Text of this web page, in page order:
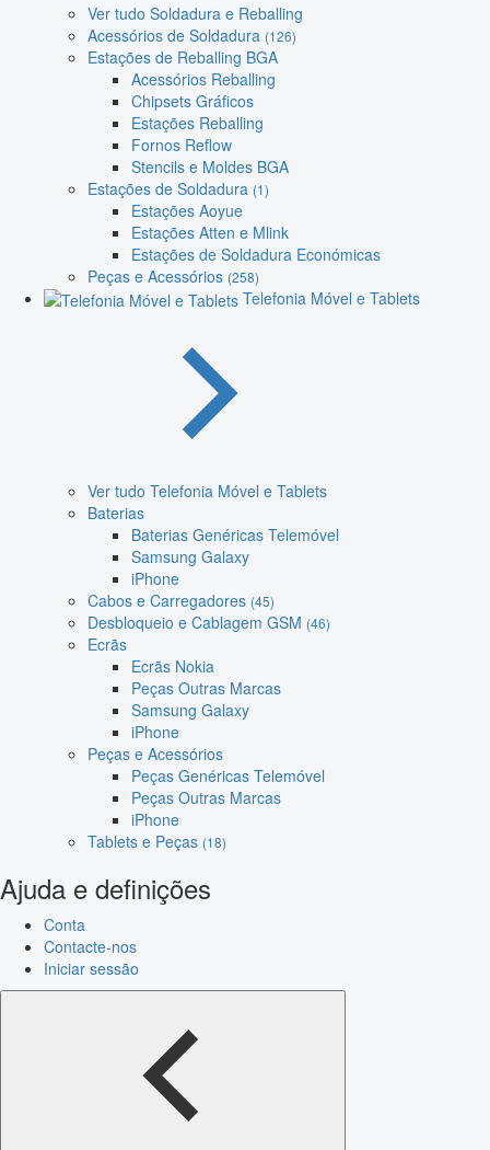
Ver tudo Soldadura e Reballing
Acessórios de Soldadura (126)
Estações de Reballing BGA
Acessórios Reballing
Chipsets Gráficos
Estações Reballing
Fornos Reflow
Stencils e Moldes BGA
Estações de Soldadura (1)
Estações Aoyue
Estações Atten e Mlink
Estações de Soldadura Económicas
Peças e Acessórios (258)
Telefonia Móvel e Tablets
Ver tudo Telefonia Móvel e Tablets
Baterias
Baterias Genéricas Telemóvel
Samsung Galaxy
iPhone
Cabos e Carregadores (45)
Desbloqueio e Cablagem GSM (46)
Ecrãs
Ecrãs Nokia
Peças Outras Marcas
Samsung Galaxy
iPhone
Peças e Acessórios
Peças Genéricas Telemóvel
Peças Outras Marcas
iPhone
Tablets e Peças (18)
Ajuda e definições
Conta
Contacte-nos
Iniciar sessão